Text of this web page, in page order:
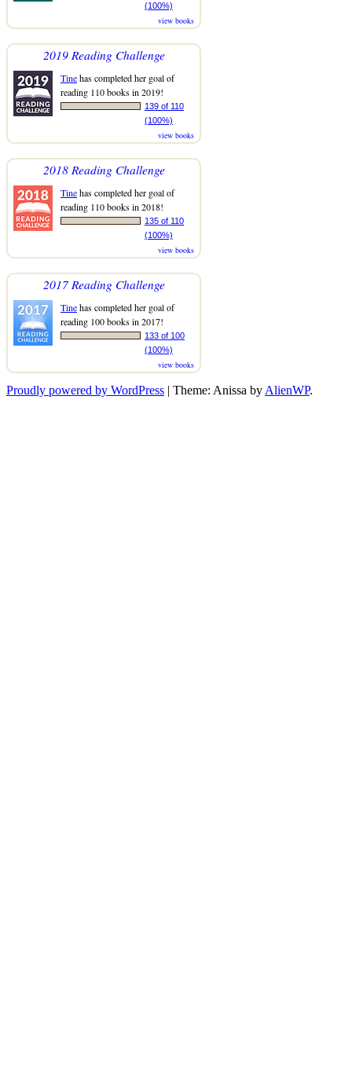
(100%)
view books
2019 Reading Challenge
Tinehas completed her goal of
reading 110 books in 2019!
139 of 110
(100%)
view books
2018 Reading Challenge
Tinehas completed her goal of
reading 110 books in 2018!
135 of 110
(100%)
view books
2017 Reading Challenge
Tinehas completed her goal of
reading 100 books in 2017!
133 of 100
(100%)
view books
Proudly powered by WordPress | Theme: Anissa by AlienWP.